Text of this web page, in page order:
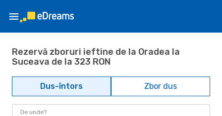
Rezervă zboruri ieftine de la Oradea la
Suceava de la 323 RON
Dus-întors Zbor dus
De unde?